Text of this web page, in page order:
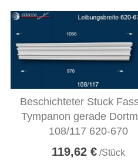
Beschichteter Stuck
Tympanon gerade
108/117 620-670
119,62 €/Stück